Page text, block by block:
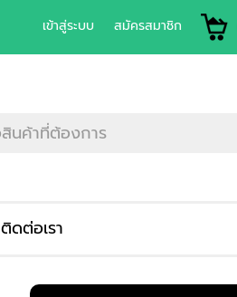
เข้าสู่ระบบ สมัครสมาชิก
ติดต่อเรา